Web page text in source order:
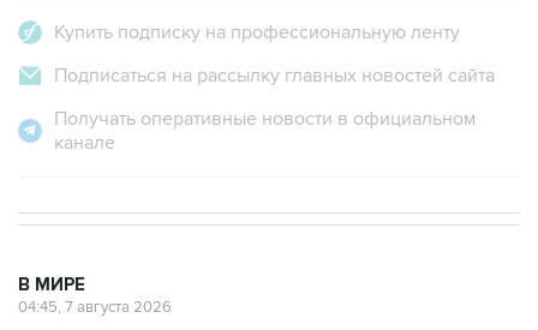
Купить подписку на профессиональную ленту
Подписаться на рассылку главных новостей сайта
Получать оперативные новости в официальном
канале
В МИРЕ
04:45, 7 августа 2026